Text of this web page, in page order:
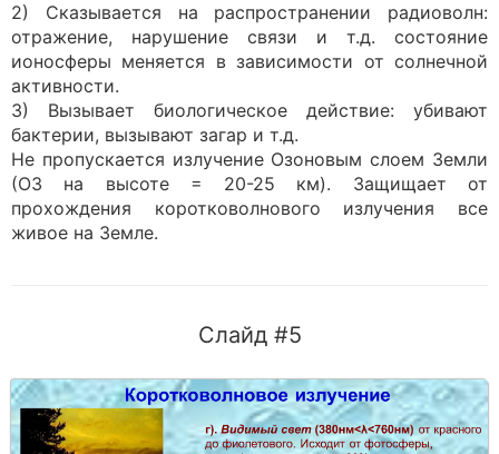
2) Сказывается на распространении радиоволн:
отражение, нарушение связи и т.д. состояние
ионосферы меняется в зависимости от солнечной
активности.
3) Вызывает биологическое действие: убивают
бактерии, вызывают загар и т.д.
Не пропускается излучение Озоновым слоем Земли
(О3 на высоте = 20-25 км). Защищает от
прохождения коротковолнового излучения все
живое на Земле.
Слайд #5